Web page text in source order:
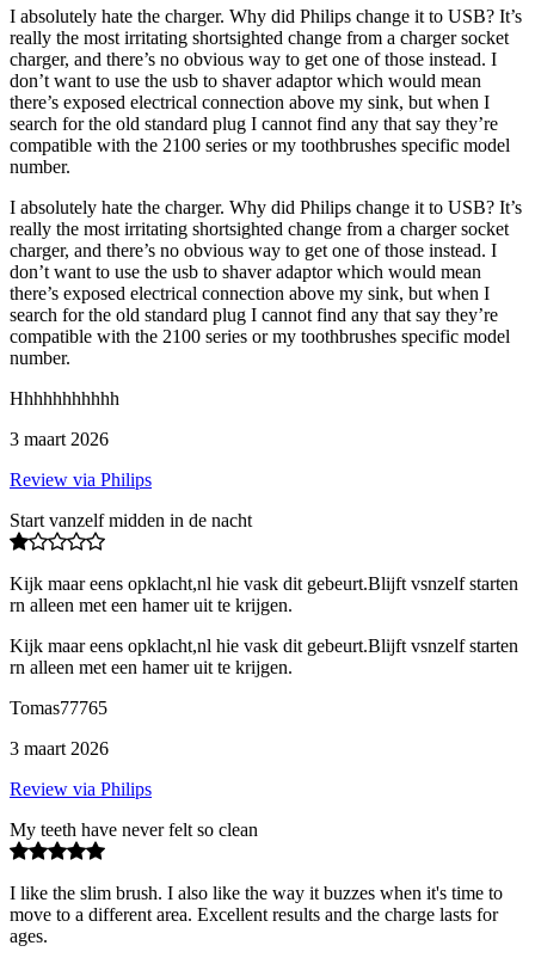
I absolutely hate the charger. Why did Philips change it to USB? It’s
really the most irritating shortsighted change from a charger socket
charger, and there’s no obvious way to get one of those instead. I
don’t want to use the usb to shaver adaptor which would mean
there’s exposed electrical connection above my sink, but when I
search for the old standard plug I cannot find any that say they’re
compatible with the 2100 series or my toothbrushes specific model
number.
I absolutely hate the charger. Why did Philips change it to USB? It’s
really the most irritating shortsighted change from a charger socket
charger, and there’s no obvious way to get one of those instead. I
don’t want to use the usb to shaver adaptor which would mean
there’s exposed electrical connection above my sink, but when I
search for the old standard plug I cannot find any that say they’re
compatible with the 2100 series or my toothbrushes specific model
number.
Hhhhhhhhhhh
3 maart 2026
Review via Philips
Start vanzelf midden in de nacht
Kijk maar eens opklacht,nl hie vask dit gebeurt.Blijft vsnzelf starten
rn alleen met een hamer uit te krijgen.
Kijk maar eens opklacht,nl hie vask dit gebeurt.Blijft vsnzelf starten
rn alleen met een hamer uit te krijgen.
Tomas77765
3 maart 2026
Review via Philips
My teeth have never felt so clean
I like the slim brush. I also like the way it buzzes when it's time to
move to a different area. Excellent results and the charge lasts for
ages.